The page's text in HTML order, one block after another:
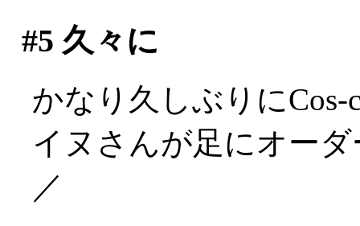
#5 久々に
かなり久しぶりにCos-
イヌさんが足にオー
／